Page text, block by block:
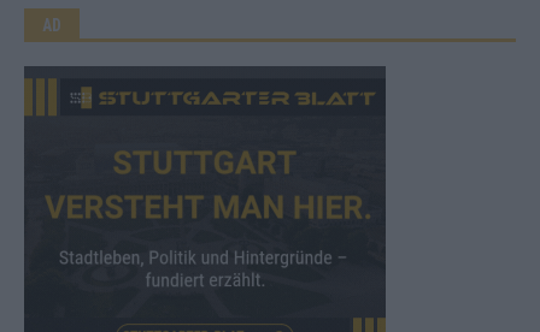
AD